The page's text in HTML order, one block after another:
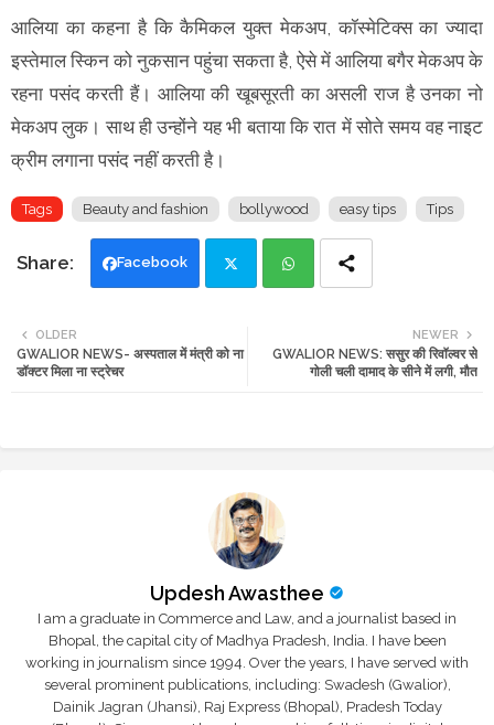
आलिया का कहना है कि कैमिकल युक्त मेकअप, कॉस्मेटिक्स का ज्यादा
इस्तेमाल स्किन को नुकसान पहुंचा सकता है, ऐसे में आलिया बगैर मेकअप के
रहना पसंद करती हैं। आलिया की खूबसूरती का असली राज है उनका नो
मेकअप लुक। साथ ही उन्होंने यह भी बताया कि रात में सोते समय वह नाइट
क्रीम लगाना पसंद नहीं करती है।
Tags Beauty and fashion bollywood easy tips Tips
Facebook
tte ats
NEWER
GWALIOR NEWS: ससुर की रिवॉल्वर से
गोली चली दामाद के सीने में लगी, मौत
OLDER
GWALIOR NEWS- अस्पताल में मंत्री को ना
डॉक्टर मिला ना स्ट्रेचर
Updesh Awasthee
I am a graduate in Commerce and Law, and a journalist based in
Bhopal, the capital city of Madhya Pradesh, India. I have been
working in journalism since 1994. Over the years, I have served with
several prominent publications, including: Swadesh (Gwalior),
Dainik Jagran (Jhansi), Raj Express (Bhopal), Pradesh Today